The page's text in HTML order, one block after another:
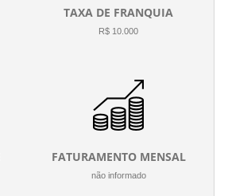
TAXA DE FRANQUIA
R$ 10.000
FATURAMENTO MENSAL
não informado